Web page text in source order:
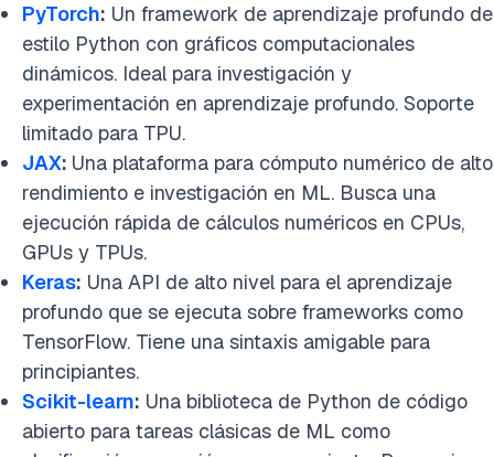
PyTorch: Un framework de aprendizaje profundo de
estilo Python con gráficos computacionales
dinámicos. Ideal para investigación y
experimentación en aprendizaje profundo. Soporte
limitado para TPU.
JAX: Una plataforma para cómputo numérico de alto
rendimiento e investigación en ML. Busca una
ejecución rápida de cálculos numéricos en CPUs,
GPUs y TPUs.
Keras: Una API de alto nivel para el aprendizaje
profundo que se ejecuta sobre frameworks como
TensorFlow. Tiene una sintaxis amigable para
principiantes.
Scikit-learn: Una biblioteca de Python de código
abierto para tareas clásicas de ML como